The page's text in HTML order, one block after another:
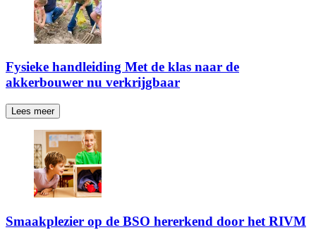
Fysieke handleiding Met de klas naar de
akkerbouwer nu verkrijgbaar
Lees meer
Smaakplezier op de BSO hererkend door het RIVM